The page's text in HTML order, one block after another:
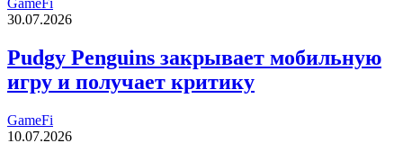
30.07.2026
Pudgy Penguins закрывает мобильную
игру и получает критику
GameFi
10.07.2026